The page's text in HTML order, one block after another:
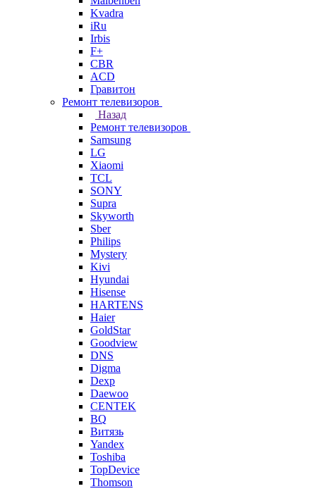
Kvadra
iRu
Irbis
F+
CBR
ACD
Гравитон
Ремонт телевизоров
Назад
Ремонт телевизоров
Samsung
LG
Xiaomi
TCL
SONY
Supra
Skyworth
Sber
Philips
Mystery
Kivi
Hyundai
Hisense
HARTENS
Haier
GoldStar
Goodview
DNS
Digma
Dexp
Daewoo
CENTEK
BQ
Витязь
Yandex
Toshiba
TopDevice
Thomson